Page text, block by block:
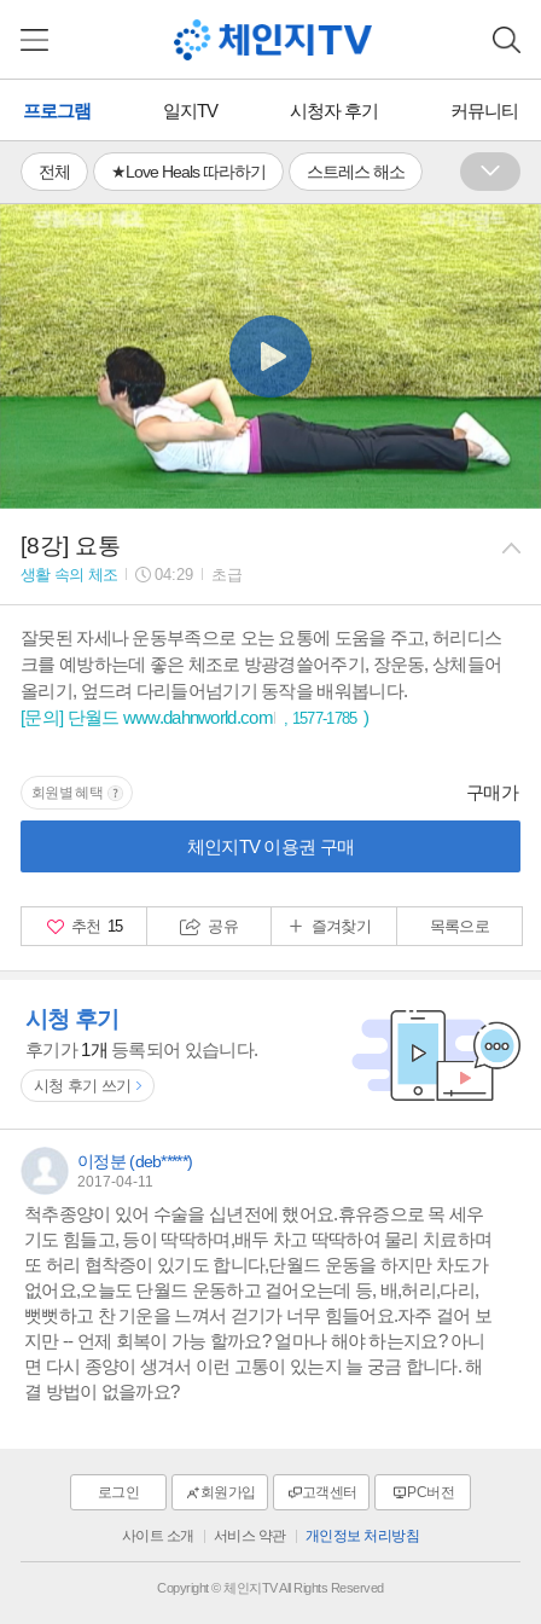
프로그램 일지TV 시청자 후기 커뮤니티
전체 ★Love Heals 따라하기 스트레스 해소
수면장애 완화 휴식ㆍ이완 활력 충전 체력증진
유연성 기르기 면역력 증진 통증 완화
의식 성장 단무도ㆍ국학기공 뇌활용ㆍ뇌교육
명상ㆍ호흡 국학TV 에너지 힐링 무료
프리미엄 일지TV
[8강] 요통
생활 속의 체조 04:29 초급
잘못된 자세나 운동부족으로 오는 요통에 도움을 주고, 허리디스
크를 예방하는데 좋은 체조로 방광경쓸어주기, 장운동, 상체들어
올리기, 엎드려 다리들어넘기기 동작을 배워봅니다.
[문의] 단월드 www.dahnworld.com , 1577-1785 )
회원별 혜택 구매가
체인지TV 이용권 구매
추천 15 공유 즐겨찾기 목록으로
시청 후기
후기가1개 등록되어 있습니다.
시청 후기 쓰기
이정분 (deb*****)
2017-04-11
척추종양이 있어 수술을 십년전에 했어요.휴유증으로 목 세우
기도 힘들고, 등이 딱딱하며,배두 차고 딱딱하여 물리 치료하며
또 허리 협착증이 있기도 합니다,단월드 운동을 하지만 차도가
없어요,오늘도 단월드 운동하고 걸어오는데 등, 배,허리,다리,
뻣뻣하고 찬 기운을 느껴서 걷기가 너무 힘들어요.자주 걸어 보
지만 -- 언제 회복이 가능 할까요? 얼마나 해야 하는지요? 아니
면 다시 종양이 생겨서 이런 고통이 있는지 늘 궁금 합니다. 해
결 방법이 없을까요?
로그인 회원가입 고객센터 PC버전
사이트 소개 서비스 약관 개인정보 처리방침
Copyright © 체인지TV All Rights Reserved